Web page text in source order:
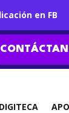
en FB
DIGITECA